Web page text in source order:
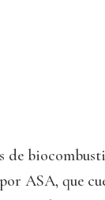
de
ASA, que